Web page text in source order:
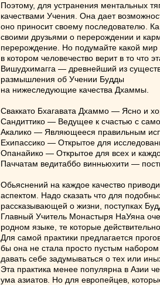
Поэтому, для устранения ментальных
качествами Учения. Она дает
оно приносит своему последователю.
своими друзьями о перерождении и
перерождение. Но подумайте какой
в котором человечество верит в то что
Вишудхимагга — древнейший из
размышления об Учении Будды
на нижеследующие качества Дхаммы.
Сваккато Бхагавата Дхаммо — Ясно и
Сандиттико — Ведущее к счастью с
Акалико — Являющееся правильным
Ехипассико — Открытое для
Опанайико — Открытое для всех и
Паччатам ведитаббо винньюхити —
Обьяснений на каждое качество
аспектом. Надо сказать что для
рассказывающей о жизни, поступках
Главный Учитель Монастыря НаУяна
родном языке, те которые
Для самой практики предлагается
бы она не стала просто пустым
давать себе задумываться о тех или
Эта практика менее популярна в Азии
ума азиатов. Но для европейцев,